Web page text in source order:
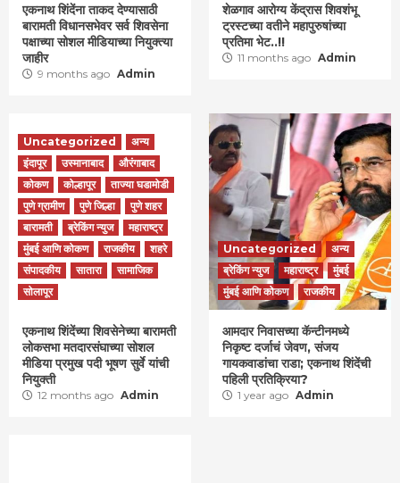
एकनाथ शिंदेंना ताकद देण्यासाठी
बारामती विधानसभेवर सर्व शिवसेना
पक्षाच्या सोशल मीडियाच्या नियुक्त्या
जाहीर
9 months ago Admin
शेळगाव आरोग्य केंद्रास शिवशंभू
ट्रस्टच्या वतीने महापुरुषांच्या
प्रतिमा भेट..!!
11 months ago Admin
Uncategorized
अन्य
इंदापूर
उस्मानाबाद
औरंगाबाद
कोकण
कोल्हापूर
ताज्या घडामोडी
पुणे ग्रामीण
पुणे जिल्हा
पुणे शहर
बारामती
ब्रेकिंग न्युज
महाराष्ट्र
मुंबई आणि कोकण
राजकीय
शहरे
संपादकीय
सातारा
सामाजिक
सोलापूर
एकनाथ शिंदेंच्या शिवसेनेच्या बारामती
लोकसभा मतदारसंघाच्या सोशल
मीडिया प्रमुख पदी भूषण सुर्वे यांची
नियुक्ती
12 months ago Admin
Uncategorized
अन्य
ब्रेकिंग न्युज
महाराष्ट्र
मुंबई
मुंबई आणि कोकण
राजकीय
आमदार निवासच्या कॅन्टीनमध्ये
निकृष्ट दर्जाचं जेवण, संजय
गायकवाडांचा राडा; एकनाथ शिंदेंची
पहिली प्रतिक्रिया?
1 year ago Admin